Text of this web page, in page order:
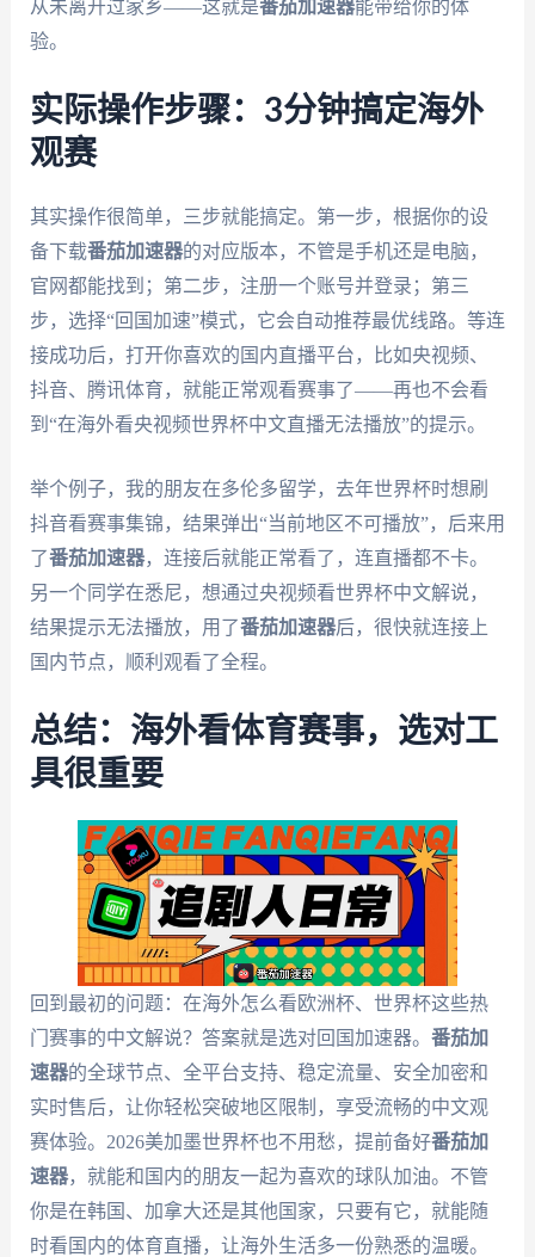
从未离开过家乡——这就是番茄加速器能带给你的体
验。
实际操作步骤：3分钟搞定海外
观赛
其实操作很简单，三步就能搞定。第一步，根据你的设
备下载番茄加速器的对应版本，不管是手机还是电脑，
官网都能找到；第二步，注册一个账号并登录；第三
步，选择“回国加速”模式，它会自动推荐最优线路。等连
接成功后，打开你喜欢的国内直播平台，比如央视频、
抖音、腾讯体育，就能正常观看赛事了——再也不会看
到“在海外看央视频世界杯中文直播无法播放”的提示。
举个例子，我的朋友在多伦多留学，去年世界杯时想刷
抖音看赛事集锦，结果弹出“当前地区不可播放”，后来用
了番茄加速器，连接后就能正常看了，连直播都不卡。
另一个同学在悉尼，想通过央视频看世界杯中文解说，
结果提示无法播放，用了番茄加速器后，很快就连接上
国内节点，顺利观看了全程。
总结：海外看体育赛事，选对工
具很重要
回到最初的问题：在海外怎么看欧洲杯、世界杯这些热
门赛事的中文解说？答案就是选对回国加速器。 番茄加
速器的全球节点、全平台支持、稳定流量、安全加密和
实时售后，让你轻松突破地区限制，享受流畅的中文观
赛体验。2026美加墨世界杯也不用愁，提前备好番茄加
速器，就能和国内的朋友一起为喜欢的球队加油。不管
你是在韩国、加拿大还是其他国家，只要有它，就能随
时看国内的体育直播，让海外生活多一份熟悉的温暖。